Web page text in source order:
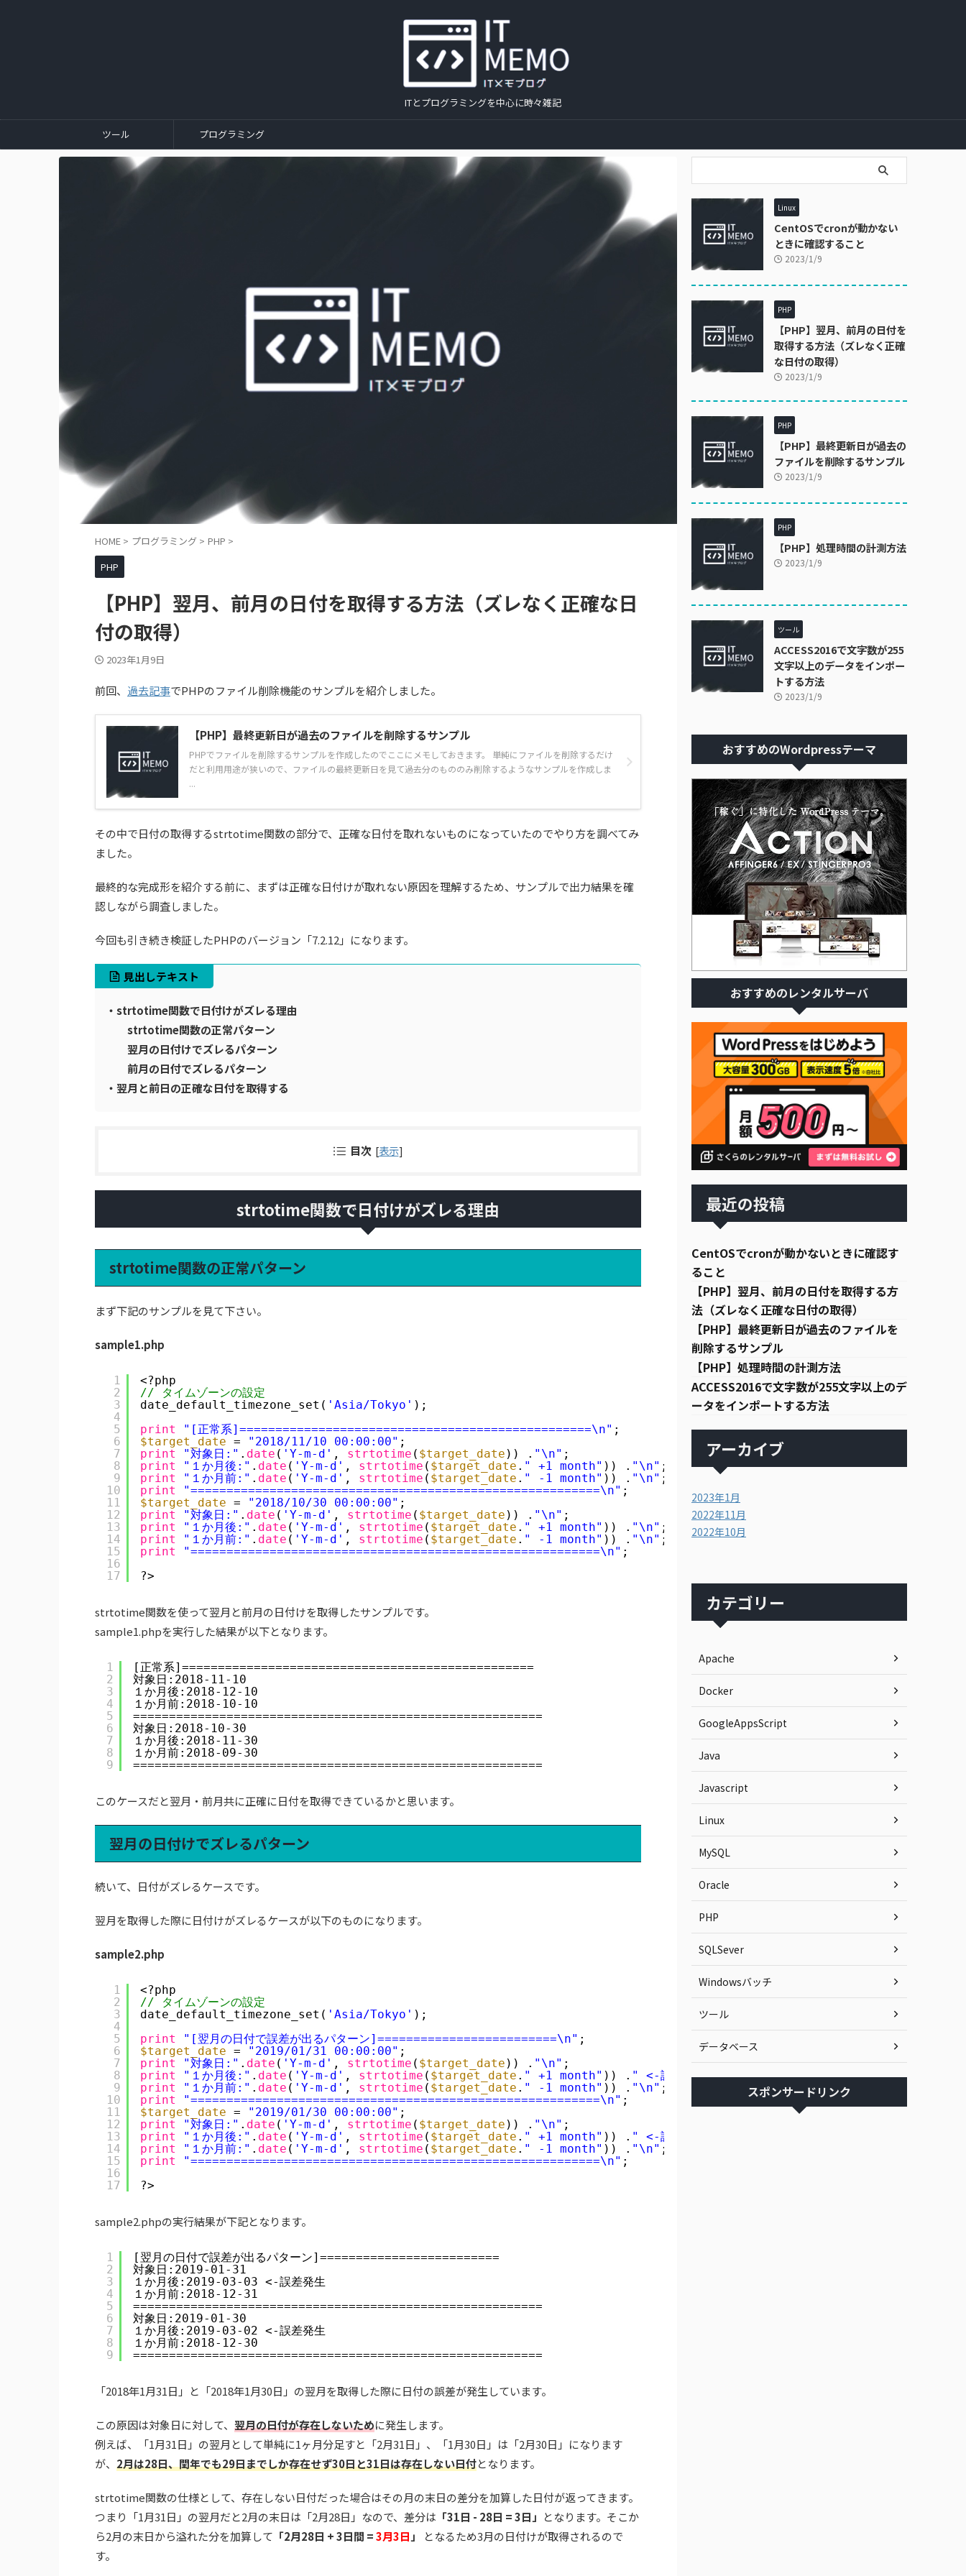
ITとプログラミングを中心に時々雑記
ツール プログラミング
HOME > プログラミング > PHP >
PHP
【PHP】翌月、前月の日付を取得する方法（ズレなく正確な日
付の取得）
2023年1月9日
前回、 過去記事でPHPのファイル削除機能のサンプルを紹介しました。
【PHP】最終更新日が過去のファイルを削除するサンプル
PHPでファイルを削除するサンプルを作成したのでここにメモしておきます。 単純にファイルを削除するだけ
だと利用用途が狭いので、ファイルの最終更新日を見て過去分のもののみ削除するようなサンプルを作成しま
...
その中で日付の取得するstrtotime関数の部分で、正確な日付を取れないものになっていたのでやり方を調べてみ
ました。
最終的な完成形を紹介する前に、まずは正確な日付けが取れない原因を理解するため、サンプルで出力結果を確
認しながら調査しました。
今回も引き続き検証したPHPのバージョン「7.2.12」になります。
見出しテキスト
・strtotime関数で日付けがズレる理由
strtotime関数の正常パターン
翌月の日付けでズレるパターン
前月の日付でズレるパターン
・翌月と前日の正確な日付を取得する
目次 [表示]
strtotime関数で日付けがズレる理由
strtotime関数の正常パターン
まず下記のサンプルを見て下さい。
sample1.php
1
2
3
4
5
6
7
8
9
10
11
12
13
14
15
16
17
<?php
// タイムゾーンの設定
date_default_timezone_set( 'Asia/Tokyo' );
print
"[正常系]=================================================\n" ;
$target_date = "2018/11/10 00:00:00" ;
print
"対象日:" . date ( 'Y-m-d' , strtotime ( $target_date )) . "\n" ;
print
"１か月後:" . date ( 'Y-m-d' , strtotime ( $target_date . " +1 month" )) . "\n" ;
print
"１か月前:" . date ( 'Y-m-d' , strtotime ( $target_date . " -1 month" )) . "\n" ;
print
"=========================================================\n" ;
$target_date = "2018/10/30 00:00:00" ;
print
"対象日:" . date ( 'Y-m-d' , strtotime ( $target_date )) . "\n" ;
print
"１か月後:" . date ( 'Y-m-d' , strtotime ( $target_date . " +1 month" )) . "\n" ;
print
"１か月前:" . date ( 'Y-m-d' , strtotime ( $target_date . " -1 month" )) . "\n" ;
print
"=========================================================\n" ;
?>
strtotime関数を使って翌月と前月の日付けを取得したサンプルです。
sample1.phpを実行した結果が以下となります。
1
2
3
4
5
6
7
8
9
[正常系]=================================================
対象日:2018-11-10
１か月後:2018-12-10
１か月前:2018-10-10
=========================================================
対象日:2018-10-30
１か月後:2018-11-30
１か月前:2018-09-30
=========================================================
このケースだと翌月・前月共に正確に日付を取得できているかと思います。
翌月の日付けでズレるパターン
続いて、日付がズレるケースです。
翌月を取得した際に日付けがズレるケースが以下のものになります。
sample2.php
1
2
3
4
5
6
7
8
9
10
11
12
13
14
15
16
17
<?php
// タイムゾーンの設定
date_default_timezone_set( 'Asia/Tokyo' );
print
"[翌月の日付で誤差が出るパターン]=========================\n" ;
$target_date = "2019/01/31 00:00:00" ;
print
"対象日:" . date ( 'Y-m-d' , strtotime ( $target_date )) . "\n" ;
print
"１か月後:" . date ( 'Y-m-d' , strtotime ( $target_date . " +1 month" )) . " <-誤差発生\n";
print
"１か月前:" . date ( 'Y-m-d' , strtotime ( $target_date . " -1 month" )) . "\n" ;
print
"=========================================================\n" ;
$target_date = "2019/01/30 00:00:00" ;
print
"対象日:" . date ( 'Y-m-d' , strtotime ( $target_date )) . "\n" ;
print
"１か月後:" . date ( 'Y-m-d' , strtotime ( $target_date . " +1 month" )) . " <-誤差発生\n"
print
"１か月前:" . date ( 'Y-m-d' , strtotime ( $target_date . " -1 month" )) . "\n" ;
print
"=========================================================\n" ;
?>
sample2.phpの実行結果が下記となります。
1
2
3
4
5
6
7
8
9
[翌月の日付で誤差が出るパターン]=========================
対象日:2019-01-31
１か月後:2019-03-03 <-誤差発生
１か月前:2018-12-31
=========================================================
対象日:2019-01-30
１か月後:2019-03-02 <-誤差発生
１か月前:2018-12-30
=========================================================
「2018年1月31日」と「2018年1月30日」の翌月を取得した際に日付の誤差が発生しています。
この原因は対象日に対して、 翌月の日付が存在しないために発生します。
例えば、「1月31日」の翌月として単純に1ヶ月分足すと「2月31日」、「1月30日」は「2月30日」になります
が、 2月は28日、閏年でも29日までしか存在せず30日と31日は存在しない日付となります。
strtotime関数の仕様として、存在しない日付だった場合はその月の末日の差分を加算した日付が返ってきます。
つまり「1月31日」の翌月だと2月の末日は「2月28日」なので、差分は 「31日 - 28日 = 3日」 となります。そこか
ら2月の末日から溢れた分を加算して 「2月28日 + 3日間 =3月3日 」
となるため3月の日付けが取得されるので
す。
Linux
CentOSでcronが動かない
ときに確認すること
2023/1/9
PHP
【PHP】翌月、前月の日付を
取得する方法（ズレなく正確
な日付の取得）
2023/1/9
PHP
【PHP】最終更新日が過去の
ファイルを削除するサンプル
2023/1/9
PHP
【PHP】処理時間の計測方法
2023/1/9
ツール
ACCESS2016で文字数が255
文字以上のデータをインポー
トする方法
2023/1/9
おすすめのWordpressテーマ
おすすめのレンタルサーバ
最近の投稿
CentOSでcronが動かないときに確認す
ること
【PHP】翌月、前月の日付を取得する方
法（ズレなく正確な日付の取得）
【PHP】最終更新日が過去のファイルを
削除するサンプル
【PHP】処理時間の計測方法
ACCESS2016で文字数が255文字以上のデ
ータをインポートする方法
アーカイブ
2023年1月
2022年11月
2022年10月
カテゴリー
Apache
Docker
GoogleAppsScript
Java
Javascript
Linux
MySQL
Oracle
PHP
SQLSever
Windowsバッチ
ツール
データベース
スポンサードリンク